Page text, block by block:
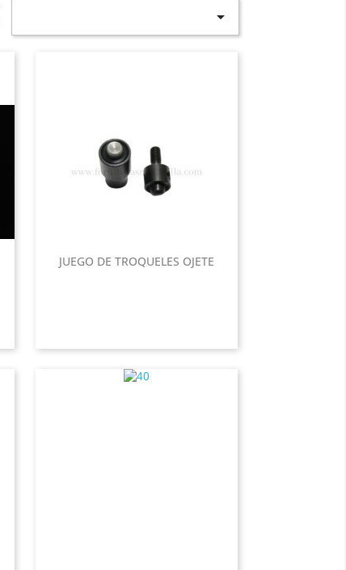

JUEGO DE TROQUELES OJETE